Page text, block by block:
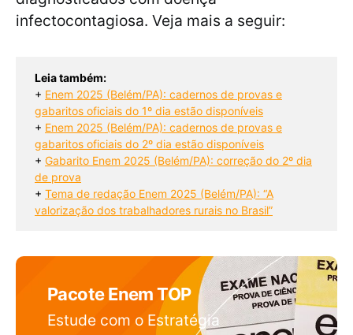
infectocontagiosa. Veja mais a seguir:
Leia também:
+ Enem 2025 (Belém/PA): cadernos de provas e
gabaritos oficiais do 1º dia estão disponíveis
+ Enem 2025 (Belém/PA): cadernos de provas e
gabaritos oficiais do 2º dia estão disponíveis
+ Gabarito Enem 2025 (Belém/PA): correção do 2º dia
de prova
+ Tema de redação Enem 2025 (Belém/PA): “A
valorização dos trabalhadores rurais no Brasil”
Pacote Enem TOP
Estude com o Estratégia